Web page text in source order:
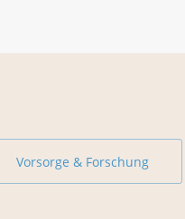
Vorsorge & Forschung